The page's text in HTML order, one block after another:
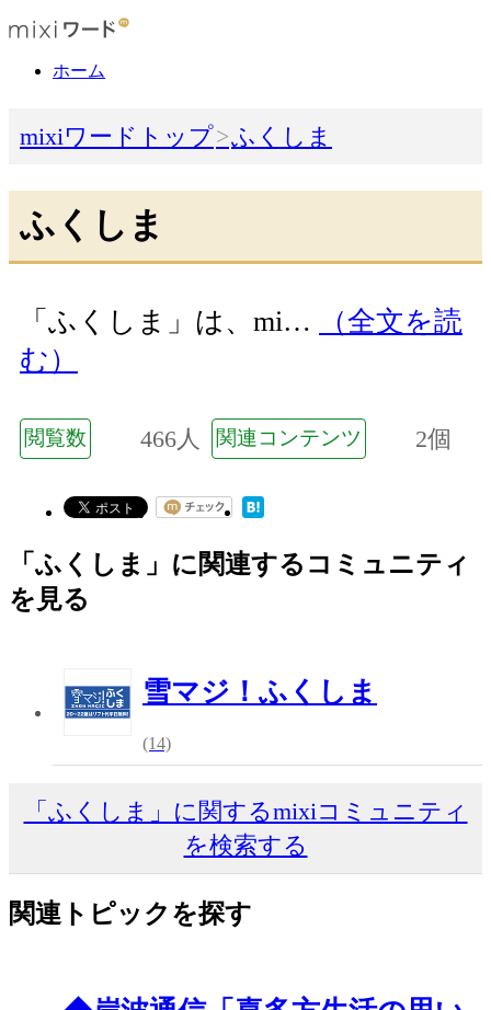
ホーム
mixiワードトップ ふくしま
ふくしま
「ふくしま」は、mi…
（全文を読
む）
閲覧数 466人 関連コンテンツ 2個
「ふくしま」に関連するコミュニティ
を見る
雪マジ！ふくしま
(14)
「ふくしま」に関するmixiコミュニティ
を検索する
関連トピックを探す